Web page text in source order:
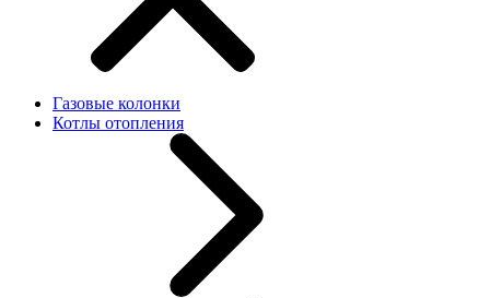
Газовые колонки
Котлы отопления